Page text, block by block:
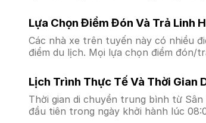
Lựa Chọn Điểm Đón Và Trả Linh
Các nhà xe trên tuyến này có nhiều
điểm du lịch. Mọi lựa chọn điểm
Lịch Trình Thực Tế Và Thời Gian
Thời gian di chuyển trung bình từ
đầu tiên trong ngày khởi hành lúc